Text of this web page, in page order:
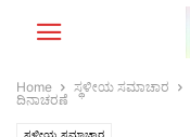
Home ಸ್ಥಳೀಯ ಸಮಾಚಾರ
ದಿನಾಚರಣೆ
ಸ್ಥಳೀಯ ಸಮಾಚಾರ